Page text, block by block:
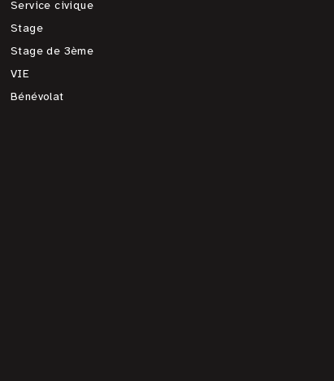
Service civique
Stage
Stage de 3ème
VIE
Bénévolat